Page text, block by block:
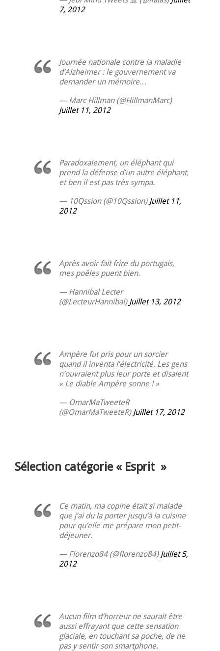
7, 2012
Journée nationale contre la maladie
d’Alzheimer : le gouvernement va
demander un mémoire…
— Marc Hillman (@HillmanMarc)
Juillet 11, 2012
Paradoxalement, un éléphant qui
prend la défense d’un autre éléphant,
et ben il est pas très sympa.
— 10Qssion (@10Qssion) Juillet 11,
2012
Après avoir fait frire du portugais,
mes poêles puent bien.
— Hannibal Lecter
(@LecteurHannibal) Juillet 13, 2012
Ampère fut pris pour un sorcier
quand il inventa l’électricité. Les gens
n’ouvraient plus leur porte et disaient
« Le diable Ampère sonne ! »
— OmarMaTweeteR
(@OmarMaTweeteR) Juillet 17, 2012
Sélection catégorie « Esprit »
Ce matin, ma copine était si malade
que j’ai du la porter jusqu’à la cuisine
pour qu’elle me prépare mon petit-
déjeuner.
— Florenzo84 (@florenzo84) Juillet 5,
2012
Aucun film d’horreur ne saurait être
aussi effrayant que cette sensation
glaciale, en touchant sa poche, de ne
pas y sentir son smartphone.